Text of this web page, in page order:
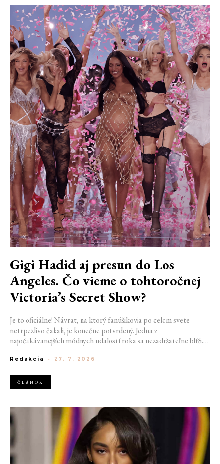
Gigi Hadid aj presun do Los
Angeles. Čo vieme o tohtoročnej
Victoria’s Secret Show?
Je to oficiálne! Návrat, na ktorý fanúšikovia po celom svete
netrpezlivo čakali, je konečne potvrdený. Jedna z
najočakávanejších módnych udalostí roka sa nezadržateľne blíži.
veľké novinky. Organizátori už prezradili miesto konania
prejde po ikonickom móle.
Redakcia - 27. 7. 2026
ČLÁNOK